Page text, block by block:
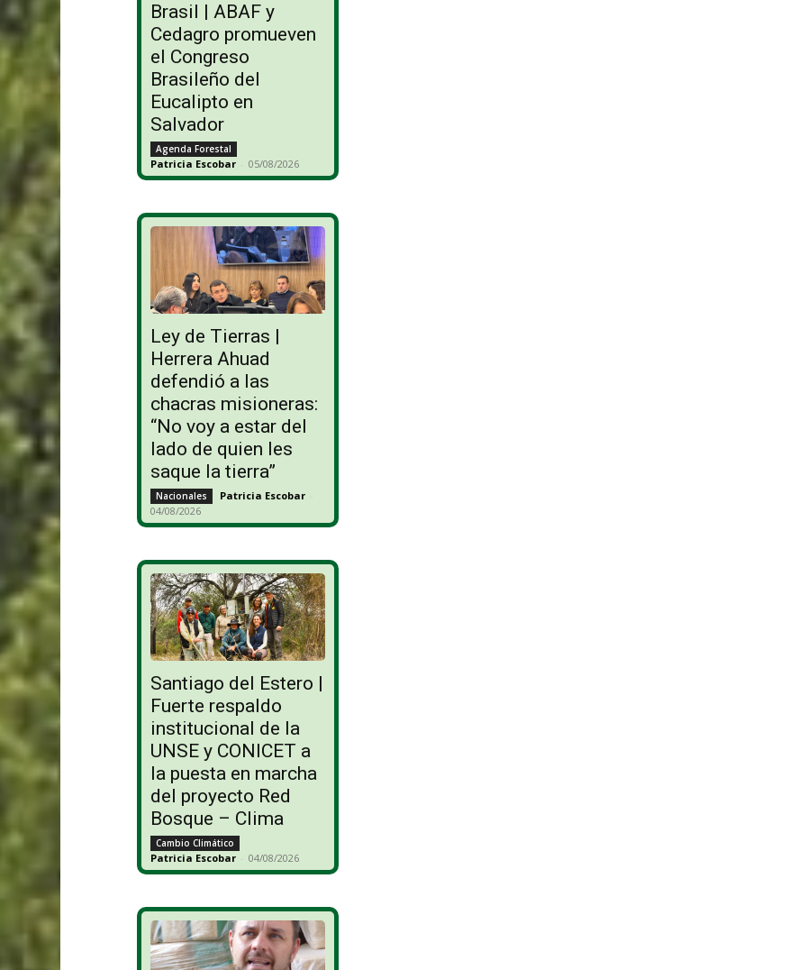
Brasil | ABAF y
Cedagro promueven
el Congreso
Brasileño del
Eucalipto en
Salvador
Agenda Forestal
Patricia Escobar - 05/08/2026
Ley de Tierras |
Herrera Ahuad
defendió a las
chacras misioneras:
“No voy a estar del
lado de quien les
saque la tierra”
Nacionales Patricia Escobar -
04/08/2026
Santiago del Estero |
Fuerte respaldo
institucional de la
UNSE y CONICET a
la puesta en marcha
del proyecto Red
Bosque – Clima
Cambio Climático
Patricia Escobar - 04/08/2026